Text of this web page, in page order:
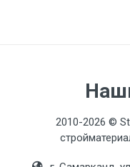
2010-2026 ©